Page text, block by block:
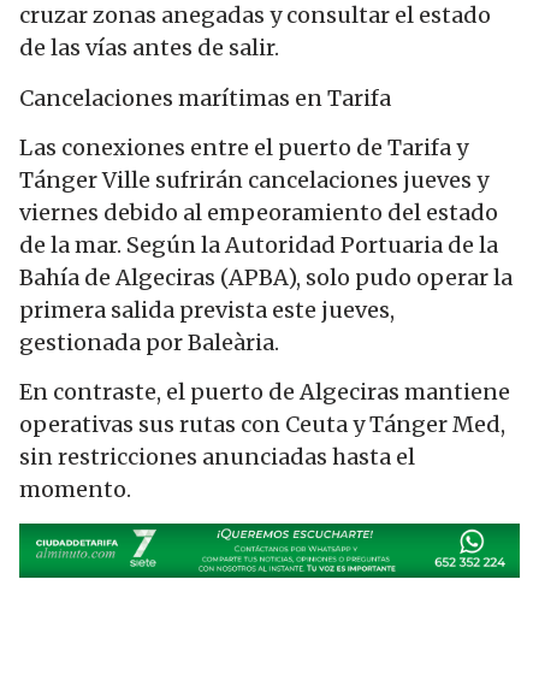
cruzar zonas anegadas y consultar el estado
de las vías antes de salir.
Cancelaciones marítimas en Tarifa
Las conexiones entre el puerto de Tarifa y
Tánger Ville sufrirán cancelaciones jueves y
viernes debido al empeoramiento del estado
de la mar. Según la Autoridad Portuaria de la
Bahía de Algeciras (APBA), solo pudo operar la
primera salida prevista este jueves,
gestionada por Baleària.
En contraste, el puerto de Algeciras mantiene
operativas sus rutas con Ceuta y Tánger Med,
sin restricciones anunciadas hasta el
momento.